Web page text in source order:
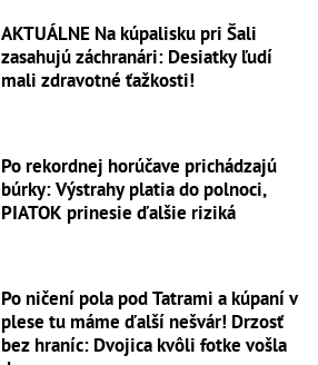
AKTUÁLNE Na kúpalisku pri Šali
zasahujú záchranári: Desiatky ľudí
mali zdravotné ťažkosti!
Po rekordnej horúčave prichádzajú
búrky: Výstrahy platia do polnoci,
PIATOK prinesie ďalšie riziká
Po ničení pola pod Tatrami a kúpaní v
plese tu máme ďalší nešvár! Drzosť
bez hraníc: Dvojica kvôli fotke vošla